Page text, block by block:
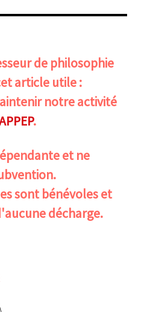
de philosophie
article utile :
notre activité
.
et ne
sont bénévoles et
décharge.